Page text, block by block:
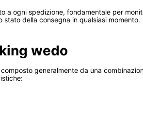
a ogni spedizione, fondamentale per
della consegna in qualsiasi momento.
wedo
generalmente da una